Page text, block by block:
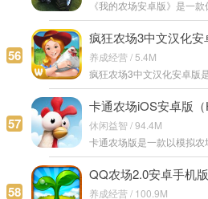
56
养成经营 / 5.4M
57
休闲益智 / 94.4M
58
QQ农场2.0安卓手机
养成经营 / 100.9M